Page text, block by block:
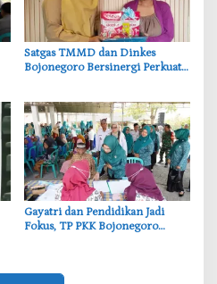
‎Satgas TMMD dan Dinkes
Bojonegoro Bersinergi Perkuat
‎Gayatri dan Pendidikan Jadi
Fokus, TP PKK Bojonegoro